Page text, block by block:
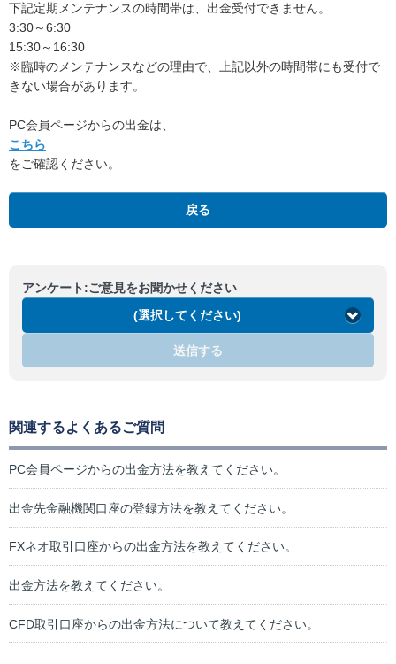
下記定期メンテナンスの時間帯は、出金受付できません。
3:30～6:30
15:30～16:30
※臨時のメンテナンスなどの理由で、上記以外の時間帯にも受付で
きない場合があります。
PC会員ページからの出金は、
こちら
をご確認ください。
戻る
アンケート:ご意見をお聞かせください
(選択してください)
送信する
関連するよくあるご質問
PC会員ページからの出金方法を教えてください。
出金先金融機関口座の登録方法を教えてください。
FXネオ取引口座からの出金方法を教えてください。
出金方法を教えてください。
CFD取引口座からの出金方法について教えてください。